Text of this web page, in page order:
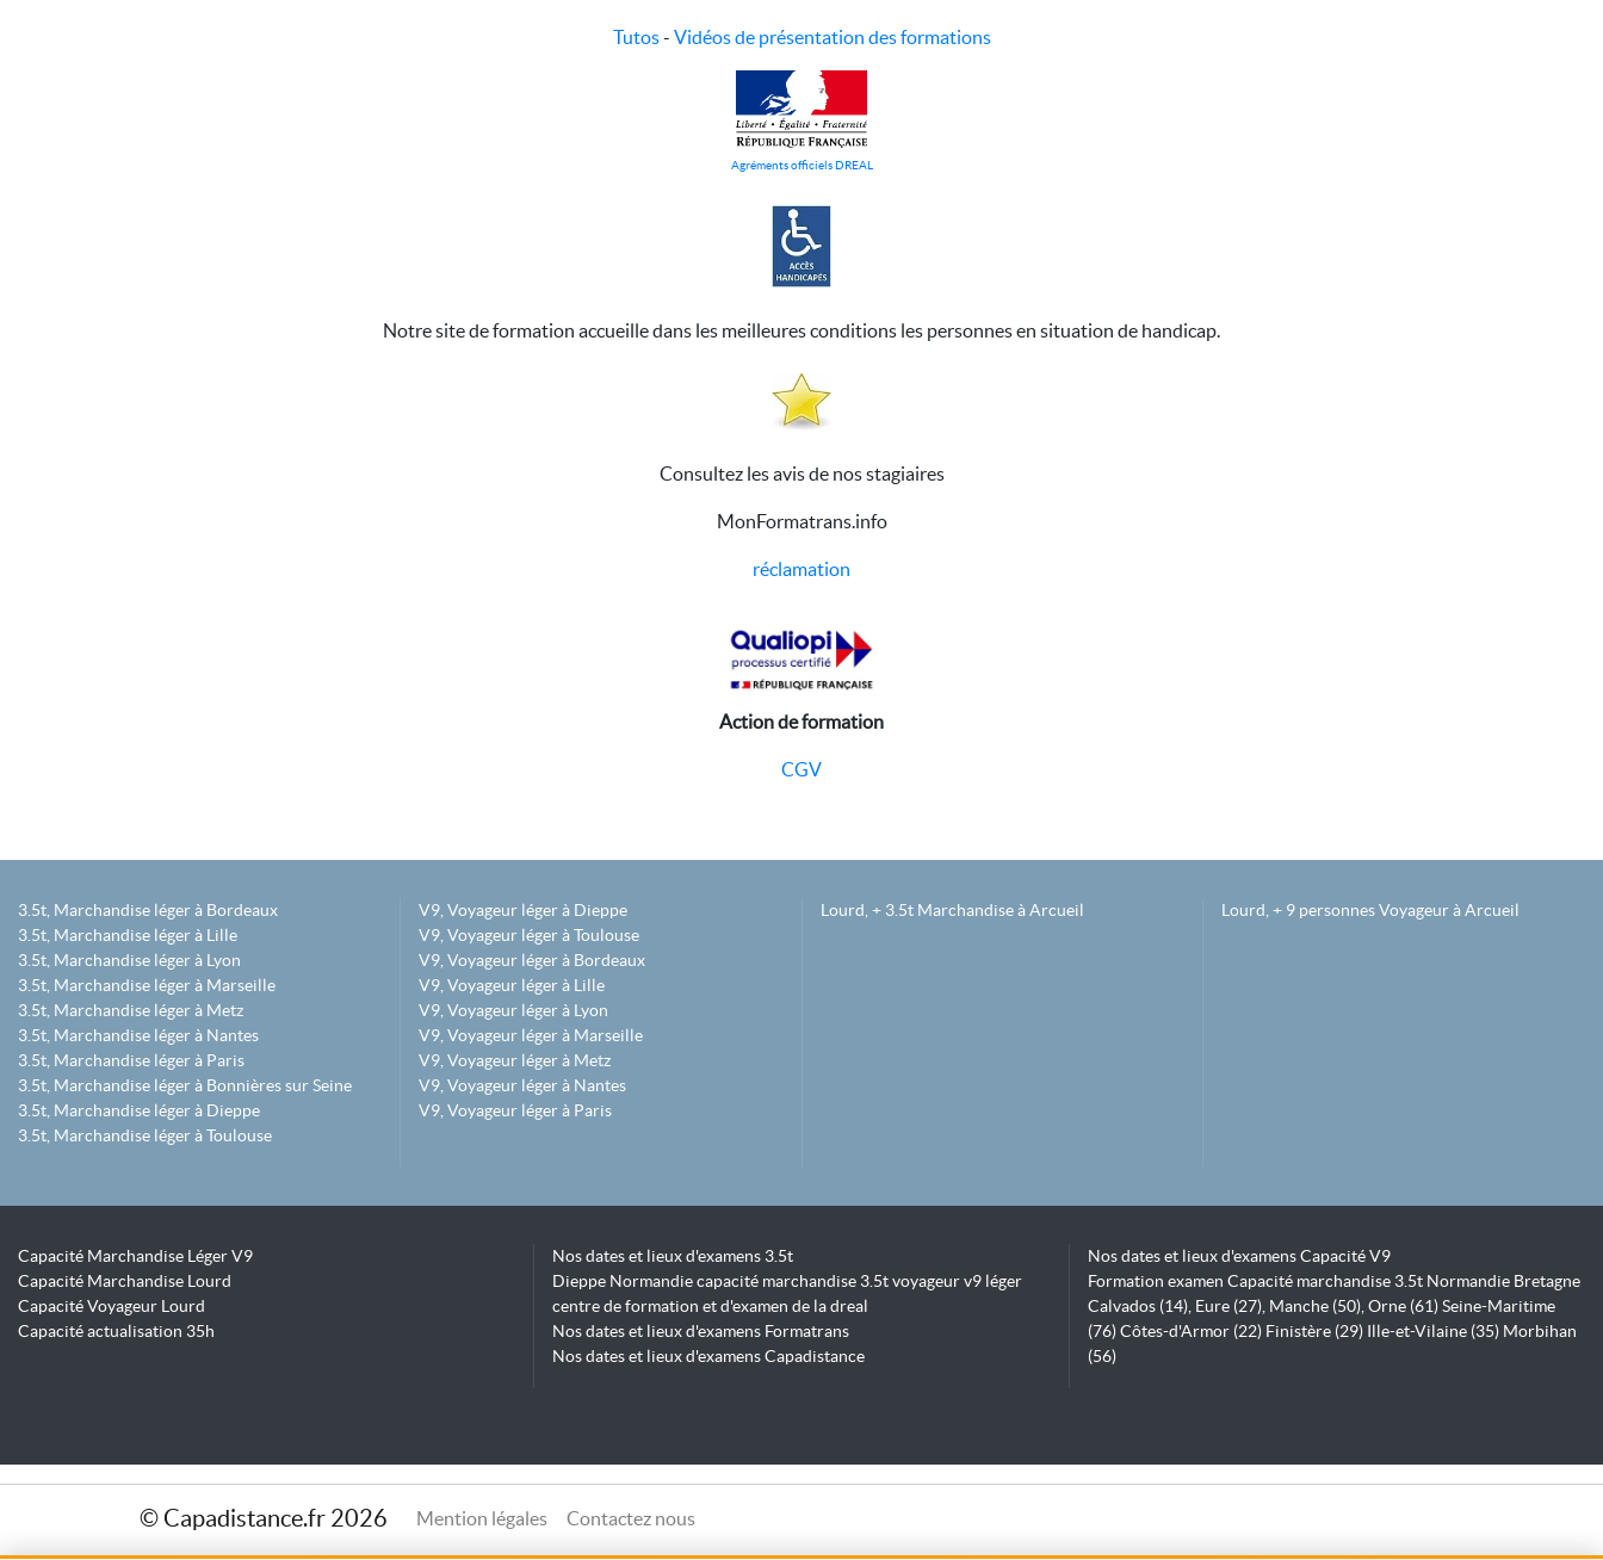
Tutos- Vidéos de présentation des formations
Agréments officiels DREAL
Notre site de formation accueille dans les meilleures conditions les personnes en situation de handicap.
Consultez les avis de nos stagiaires
MonFormatrans.info
réclamation
Action de formation
CGV
3.5t, Marchandise léger à Bordeaux
3.5t, Marchandise léger à Lille
3.5t, Marchandise léger à Lyon
3.5t, Marchandise léger à Marseille
3.5t, Marchandise léger à Metz
3.5t, Marchandise léger à Nantes
3.5t, Marchandise léger à Paris
3.5t, Marchandise léger à Bonnières sur Seine
3.5t, Marchandise léger à Dieppe
3.5t, Marchandise léger à Toulouse
V9, Voyageur léger à Dieppe
V9, Voyageur léger à Toulouse
V9, Voyageur léger à Bordeaux
V9, Voyageur léger à Lille
V9, Voyageur léger à Lyon
V9, Voyageur léger à Marseille
V9, Voyageur léger à Metz
V9, Voyageur léger à Nantes
V9, Voyageur léger à Paris
Lourd, + 3.5t Marchandise à Arcueil Lourd, + 9 personnes Voyageur à Arcueil
Capacité Marchandise Léger V9
Capacité Marchandise Lourd
Capacité Voyageur Lourd
Capacité actualisation 35h
Nos dates et lieux d'examens 3.5t
Dieppe Normandie capacité marchandise 3.5t voyageur v9 léger
centre de formation et d'examen de la dreal
Nos dates et lieux d'examens Formatrans
Nos dates et lieux d'examens Capadistance
Nos dates et lieux d'examens Capacité V9
Formation examen Capacité marchandise 3.5t Normandie Bretagne
Calvados (14), Eure (27), Manche (50), Orne (61) Seine-Maritime
(76) Côtes-d'Armor (22) Finistère (29) Ille-et-Vilaine (35) Morbihan
(56)
© Capadistance.fr 2026 Mention légales Contactez nous